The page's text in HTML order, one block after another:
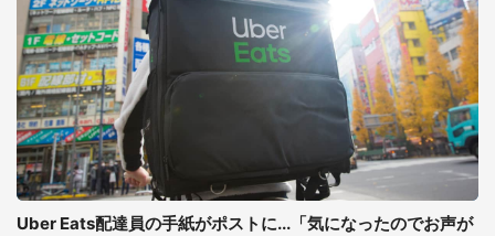
Uber Eats配達員の手紙がポストに...「気になったのでお声が